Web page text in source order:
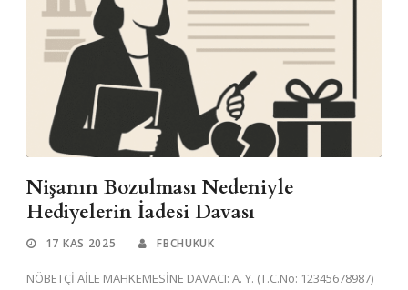
Nişanın Bozulması Nedeniyle
Hediyelerin İadesi Davası
17 KAS 2025 FBCHUKUK
NÖBETÇİ AİLE MAHKEMESİNE DAVACI: A. Y. (T.C.No: 12345678987)